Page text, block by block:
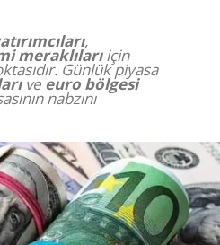
,
meraklılarıiçin
Günlük piyasa
ve euro bölgesi
nabzını